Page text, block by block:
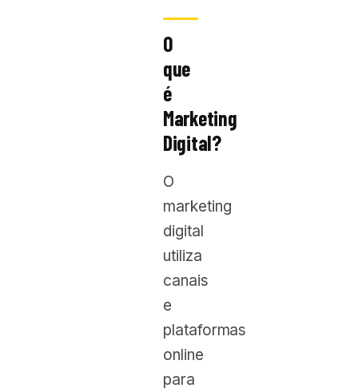
O
que
é
Marketing
Digital?
O
marketing
digital
utiliza
canais
e
plataformas
online
para